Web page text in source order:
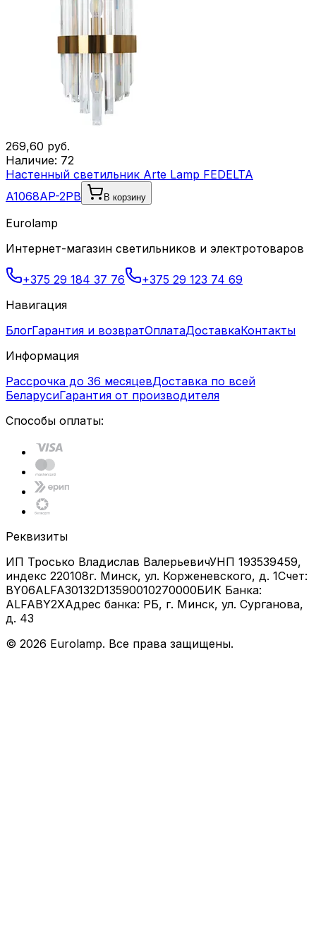
269,60 руб.
Наличие: 72
Настенный светильник Arte Lamp FEDELTA
A1068AP-2PB
В корзину
Eurolamp
Интернет-магазин светильников и электротоваров
+375 29 184 37 76
+375 29 123 74 69
Навигация
БлогГарантия и возвратОплатаДоставкаКонтакты
Информация
Рассрочка до 36 месяцевДоставка по всей
БеларусиГарантия от производителя
Способы оплаты:
Реквизиты
ИП Тросько Владислав ВалерьевичУНП 193539459,
индекс 220108г. Минск, ул. Корженевского, д. 1Счет:
BY06ALFA30132D13590010270000БИК Банка:
ALFABY2XАдрес банка: РБ, г. Минск, ул. Сурганова,
д. 43
© 2026 Eurolamp. Все права защищены.